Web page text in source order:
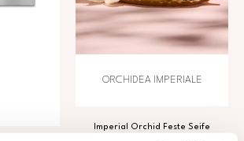
ORCHIDEA IMPERIALE
Imperial Orchid Feste Seife